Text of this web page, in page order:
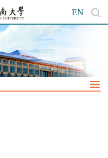
EN